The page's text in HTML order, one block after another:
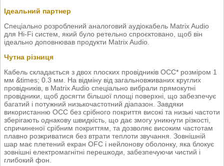
Ідеальний партнер
Спеціально розроблений аналоговий аудіокабель Matrix Audio
для Hi-Fi систем, який було ретельно спроєктовано, щоб він
ідеально доповнював продукти Matrix Audio.
Чутна різниця
Кабель складається з двох плоских провідників OCC* розміром 1
мм &times; 0.3 мм. На відміну від загальновживаних круглих
провідників, в Matrix Audio спеціально вибрали прямокутні
провідники, щоб досягти більшої площі поверхні, що забезпечує
багатий і потужний низькочастотний діапазон. Завдяки
використанню OCC без срібного покриття високі та низькі частоти
зберігають однакову швидкість, що дає змогу уникнути різкості,
спричиненої срібним покриттям, та дозволяє високим частотам
плавно розкриватися без втрати теплоти звучання. Зовнішній
шар має плетений екран OFC і нейлонову оболонку, яка блокує
зовнішні електромагнітні перешкоди, забезпечуючи чистий і
глибокий фон.